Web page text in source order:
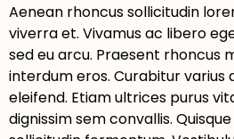
Aenean rhoncus sollicitudin
viverra et. Vivamus ac libero
sed eu arcu. Praesent rhoncus
interdum eros. Curabitur varius
eleifend. Etiam ultrices purus
dignissim sem convallis.